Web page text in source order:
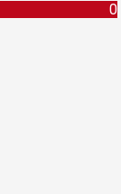
0